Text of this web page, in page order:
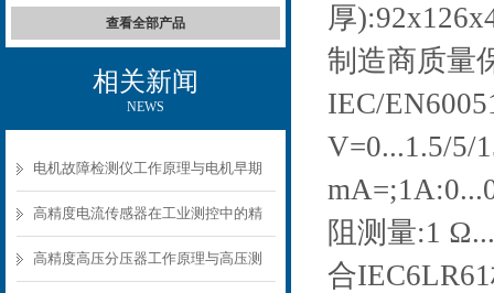
查看全部产品
相关新闻
NEWS
电机故障检测仪工作原理与电机早期
故障诊断方案
高精度电流传感器在工业测控中的精
准测量方案
高精度高压分压器工作原理与高压测
厚
制造商质量
IEC/
V=0...1.5/5/
阻测量:1
合